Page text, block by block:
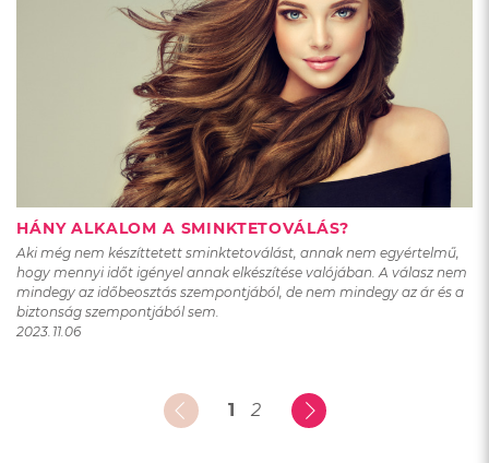
HÁNY ALKALOM A SMINKTETOVÁLÁS?
Aki még nem készíttetett sminktetoválást, annak nem egyértelmű,
hogy mennyi időt igényel annak elkészítése valójában. A válasz nem
mindegy az időbeosztás szempontjából, de nem mindegy az ár és a
biztonság szempontjából sem.
2023.11.06
1 2